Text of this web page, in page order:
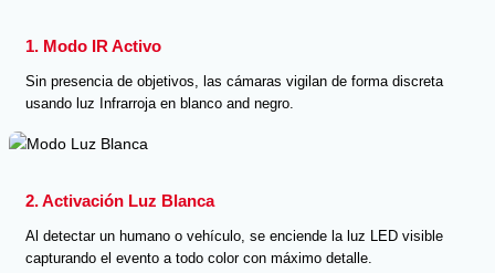
1. Modo IR Activo
Sin presencia de objetivos, las cámaras vigilan de forma discreta
usando luz Infrarroja en blanco and negro.
2. Activación Luz Blanca
Al detectar un humano o vehículo, se enciende la luz LED visible
capturando el evento a todo color con máximo detalle.